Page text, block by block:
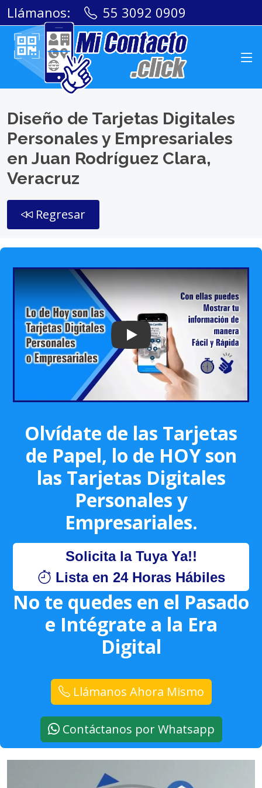
Llámanos: 55 3092 0909
Diseño de Tarjetas Digitales
Personales y Empresariales
en Juan Rodríguez Clara,
Veracruz
Regresar
Play: Keynote (Google I/O '18)
Olvídate de las Tarjetas
de Papel, lo de HOY son
las Tarjetas Digitales
Personales y
Empresariales.
Solicita la Tuya Ya!!
Lista en 24 Horas Hábiles
No te quedes en el Pasado
e Intégrate a la Era
Digital
Llámanos Ahora Mismo
Contáctanos por Whatsapp